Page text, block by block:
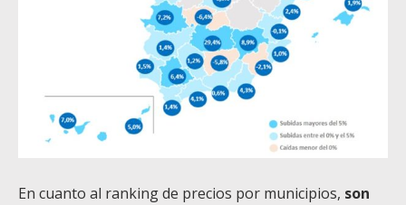
En cuanto al ranking de precios por municipios, son